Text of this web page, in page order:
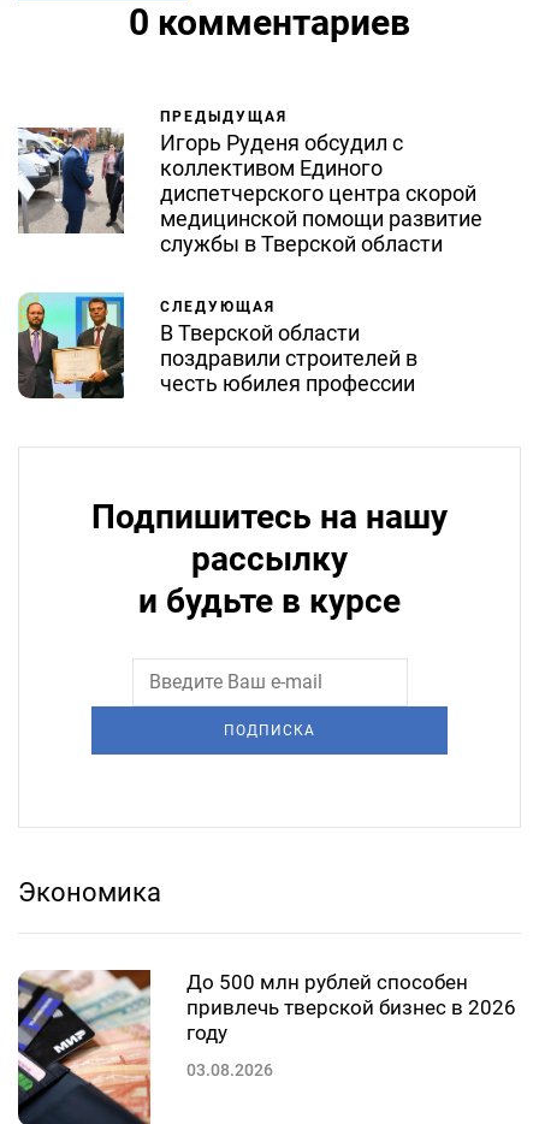
0 комментариев
ПРЕДЫДУЩАЯ
Игорь Руденя обсудил с
коллективом Единого
диспетчерского центра скорой
медицинской помощи развитие
службы в Тверской области
СЛЕДУЮЩАЯ
В Тверской области
поздравили строителей в
честь юбилея профессии
Подпишитесь на нашу
рассылку
и будьте в курсе
ПОДПИСКА
Экономика
До 500 млн рублей способен
привлечь тверской бизнес в 2026
году
03.08.2026